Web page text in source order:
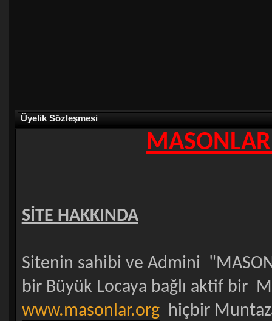
Üyelik Sözleşmesi
SİTE HAKKINDA
Sitenin sahibi ve Admini
bir Büyük Locaya bağlı aktif bir
www.masonlar.orghiçbir